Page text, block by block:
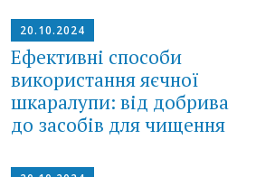
20.10.2024
Ефективні способи
використання яєчної
шкаралупи: від добрива
до засобів для чищення